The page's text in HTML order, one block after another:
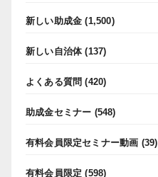
新しい助成金 (1,500)
新しい自治体(137)
よくある質問 (420)
助成金セミナー (548)
有料会員限定セミナー動画 (39)
有料会員限定 (598)